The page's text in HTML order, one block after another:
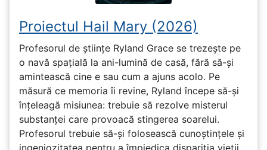
Proiectul Hail Mary (2026)
Profesorul de științe Ryland Grace se trezește pe
o navă spațială la ani-lumină de casă, fără să-și
amintească cine e sau cum a ajuns acolo. Pe
măsură ce memoria îi revine, Ryland începe să-și
înțeleagă misiunea: trebuie să rezolve misterul
substanței care provoacă stingerea soarelui.
Profesorul trebuie să-și folosească cunoștințele și
ingeniozitatea pentru a împiedica dispariția vieții